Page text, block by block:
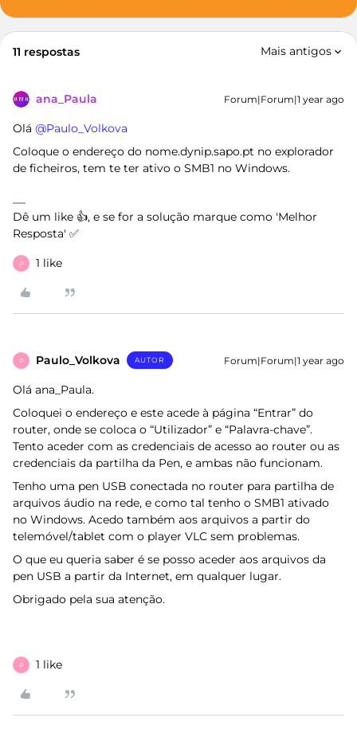
11 respostas Mais antigos
ana_Paula Forum|Forum|1 year ago
Olá ​ @Paulo_Volkova
Coloque o endereço do nome.dynip.sapo.pt no explorador
de ficheiros, tem te ter ativo o SMB1 no Windows.
Dê um like 👍, e se for a solução marque como 'Melhor
Resposta' ✅
P 1 like
P Paulo_Volkova AUTOR Forum|Forum|1 year ago
Olá ana_Paula.
Coloquei o endereço e este acede à página “Entrar” do
router, onde se coloca o “Utilizador” e “Palavra-chave”.
Tento aceder com as credenciais de acesso ao router ou as
credenciais da partilha da Pen, e ambas não funcionam.
Tenho uma pen USB conectada no router para partilha de
arquivos áudio na rede, e como tal tenho o SMB1 ativado
no Windows. Acedo também aos arquivos a partir do
telemóvel/tablet com o player VLC sem problemas.
O que eu queria saber é se posso aceder aos arquivos da
pen USB a partir da Internet, em qualquer lugar.
Obrigado pela sua atenção.
P 1 like